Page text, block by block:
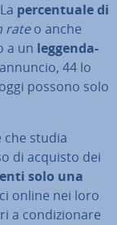
per­cen­tua­le di
rateo anche
a un leg­gen­da­
44 lo
possono solo
che studia
di acquisto dei
solo una
online nei loro
a con­di­zio­na­re